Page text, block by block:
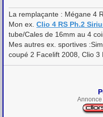
e
La remplaçante : Mégane 4
Mon ex. Clio 4 RS Ph.2
tube/Cales de 16mm au 4
Mes autres ex. sportives
coupé 2 Facelift 2008, Clio 3